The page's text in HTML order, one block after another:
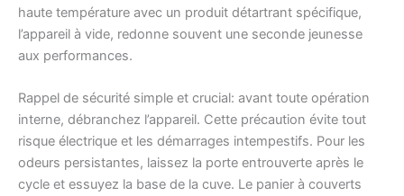
haute température avec un produit détartrant spécifique,
l’appareil à vide, redonne souvent une seconde jeunesse
aux performances.
Rappel de sécurité simple et crucial: avant toute opération
interne, débranchez l’appareil. Cette précaution évite tout
risque électrique et les démarrages intempestifs. Pour les
odeurs persistantes, laissez la porte entrouverte après le
cycle et essuyez la base de la cuve. Le panier à couverts